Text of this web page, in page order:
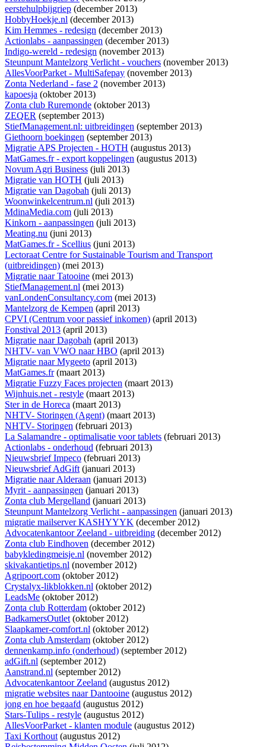
eerstehulpbijgriep (december 2013)
HobbyHoekje.nl (december 2013)
Kim Hemmes - redesign (december 2013)
Actionlabs - aanpassingen (december 2013)
Indigo-wereld - redesign (november 2013)
Steunpunt Mantelzorg Verlicht - vouchers (november 2013)
AllesVoorParket - MultiSafepay (november 2013)
Zonta Nederland - fase 2 (november 2013)
kapoesja (oktober 2013)
Zonta club Ruremonde (oktober 2013)
ZEQER (september 2013)
StiefManagement.nl: uitbreidingen (september 2013)
Giethoorn boekingen (september 2013)
Migratie APS Projecten - HOTH (augustus 2013)
MatGames.fr - export koppelingen (augustus 2013)
Novum Agri Business (juli 2013)
Migratie van HOTH (juli 2013)
Migratie van Dagobah (juli 2013)
Woonwinkelcentrum.nl (juli 2013)
MdinaMedia.com (juli 2013)
Kinkorn - aanpassingen (juli 2013)
Meating.nu (juni 2013)
MatGames.fr - Scellius (juni 2013)
Lectoraat Centre for Sustainable Tourism and Transport
(uitbreidingen) (mei 2013)
Migratie naar Tatooine (mei 2013)
StiefManagement.nl (mei 2013)
vanLondenConsultancy.com (mei 2013)
Mantelzorg de Kempen (april 2013)
CPVI (Centrum voor passief inkomen) (april 2013)
Fonstival 2013 (april 2013)
Migratie naar Dagobah (april 2013)
NHTV- van VWO naar HBO (april 2013)
Migratie naar Mygeeto (april 2013)
MatGames.fr(maart 2013)
Migratie Fuzzy Faces projecten (maart 2013)
Wijnhuis.net - restyle (maart 2013)
Ster in de Horeca (maart 2013)
NHTV- Storingen (Agent) (maart 2013)
NHTV- Storingen (februari 2013)
La Salamandre - optimalisatie voor tablets (februari 2013)
Actionlabs - onderhoud (februari 2013)
Nieuwsbrief Impeco (februari 2013)
Nieuwsbrief AdGift(januari 2013)
Migratie naar Alderaan (januari 2013)
Myrit - aanpassingen (januari 2013)
Zonta club Mergelland (januari 2013)
Steunpunt Mantelzorg Verlicht - aanpassingen (januari 2013)
migratie mailserver KASHYYYK (december 2012)
Advocatenkantoor Zeeland - uitbreiding (december 2012)
Zonta club Eindhoven (december 2012)
babykledingmeisje.nl (november 2012)
skivakantietips.nl (november 2012)
Agripoort.com (oktober 2012)
Crystalyx-likblokken.nl (oktober 2012)
LeadsMe (oktober 2012)
Zonta club Rotterdam (oktober 2012)
BadkamersOutlet(oktober 2012)
Slaapkamer-comfort.nl (oktober 2012)
Zonta club Amsterdam (oktober 2012)
dennenkamp.info (onderhoud) (september 2012)
adGift.nl (september 2012)
Aanstrand.nl (september 2012)
Advocatenkantoor Zeeland (augustus 2012)
migratie websites naar Dantooine (augustus 2012)
jong en hoe begaafd (augustus 2012)
Stars-Tulips - restyle (augustus 2012)
AllesVoorParket - klanten module (augustus 2012)
Taxi Korthout(augustus 2012)